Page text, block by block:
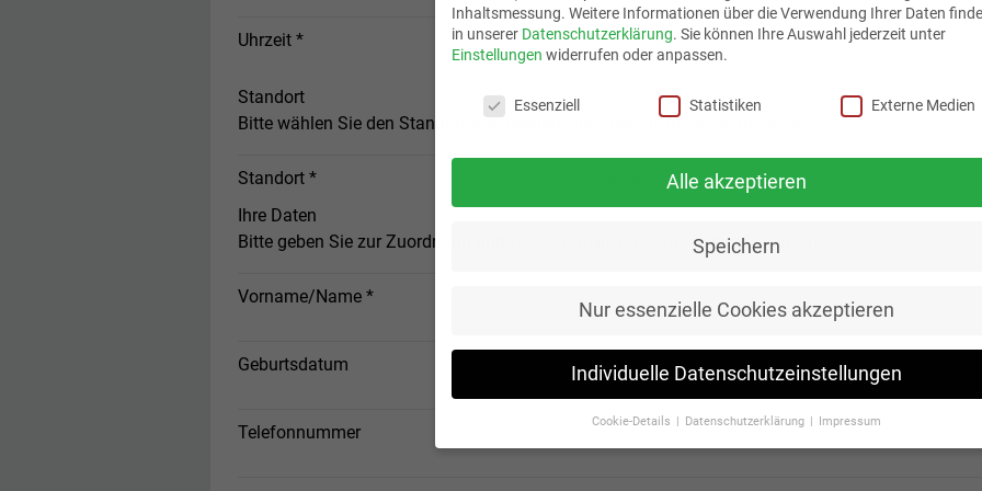
Uhrzeit *
Standort
Bitte wählen Sie den Standort des Termins aus, den Sie absagen möchten:
Standort *
Ihre Daten
Bitte geben Sie zur Zuordnung und für eventuelle Rückfragen Ihre Daten ein:
Vorname/Name *
Geburtsdatum
Telefonnummer
Inhaltsmessung. Weitere Informationen über die Verwendung Ihrer Daten
in unserer Datenschutzerklärung. Sie können Ihre Auswahl jederzeit unter
Einstellungen widerrufen oder anpassen.
Essenziell
Statistiken Externe Medien
Alle akzeptieren
Speichern
Nur essenzielle Cookies akzeptieren
Individuelle Datenschutzeinstellungen
Cookie-Details Datenschutzerklärung Impressum
Datenschutzeinstellungen